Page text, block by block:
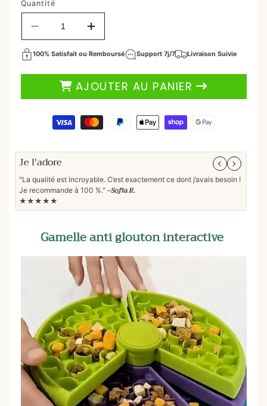
habituel
Quantité
Réduire
la
quantité
Gamelle
glouton
PaceBowl™
Augmenter
la
quantité
Gamelle
anti
glouton
PaceBowl™
100% Satisfait ou Remboursé Support 7j/7 Livraison Suivie
AJOUTER AU PANIER
Je l'adore
"La qualité est incroyable. C’est exactement ce dont j’avais besoin !
Je recommande à 100 %." –Sofia R.
★★★★★
Gamelle anti glouton interactive